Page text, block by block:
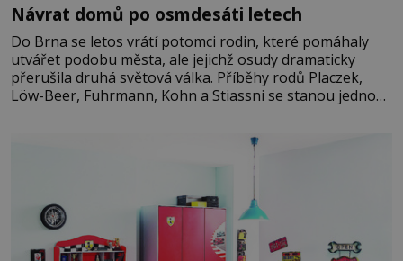
Návrat domů po osmdesáti letech
Do Brna se letos vrátí potomci rodin, které pomáhaly
utvářet podobu města, ale jejichž osudy dramaticky
přerušila druhá světová válka. Příběhy rodů Placzek,
Löw-Beer, Fuhrmann, Kohn a Stiassni se stanou jednou
jednoduché. Místa, která si člověk pamatuje z rodinných